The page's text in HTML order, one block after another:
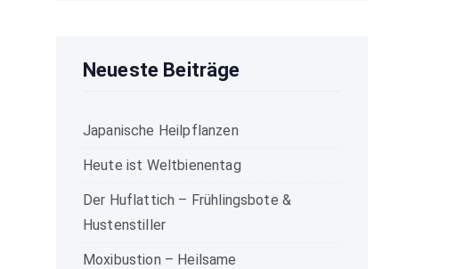
Neueste Beiträge
Japanische Heilpflanzen
Heute ist Weltbienentag
Der Huflattich – Frühlingsbote &
Hustenstiller
Moxibustion – Heilsame